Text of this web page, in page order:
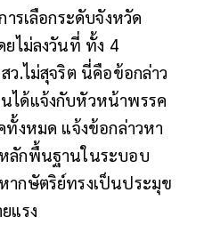
รเลือกระดับจังหวัด
ยไม่ลงวันที่ ทั้ง 4
ว.ไม่สุจริต นี่คือข้อกล่าว
ได้แจ้งกับหัวหน้าพรรค
ทั้งหมด แจ้งข้อกล่าวหา
ลักพื้นฐานในระบอบ
กษัตริย์ทรงเป็นประมุข
แรง